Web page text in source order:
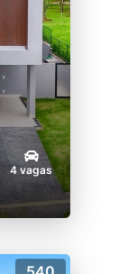
4 vagas